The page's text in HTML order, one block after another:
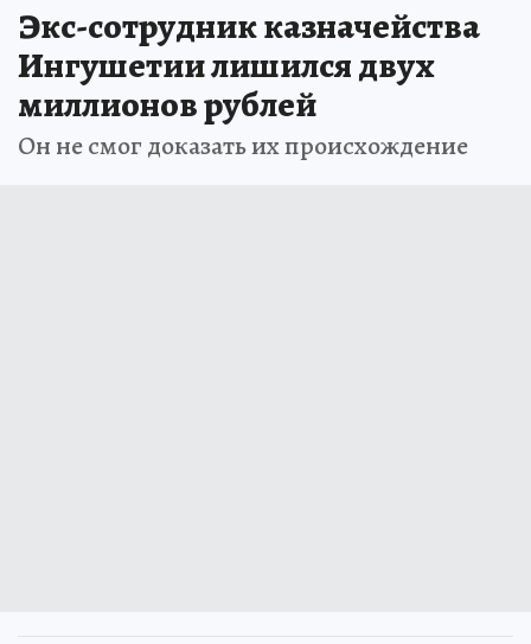
Экс-сотрудник казначейства
Ингушетии лишился двух
миллионов рублей
Он не смог доказать их происхождение